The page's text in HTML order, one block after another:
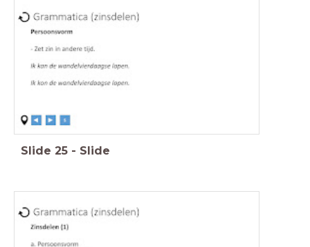
Slide 25 - Slide